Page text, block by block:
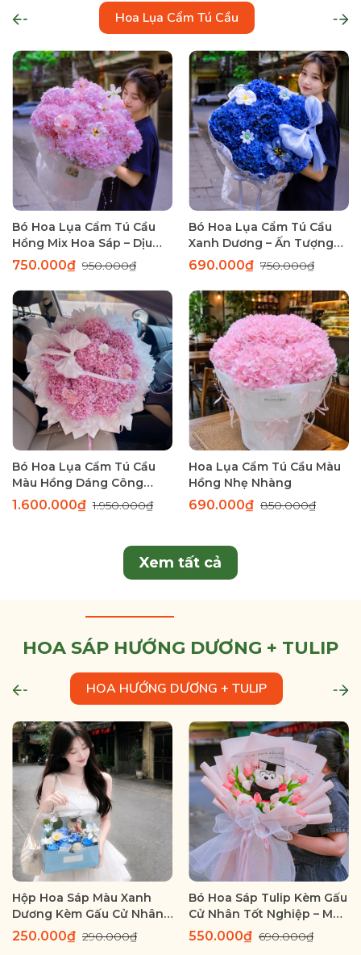
Hoa Lụa Cẩm Tú Cầu
Bó Hoa Lụa Cẩm Tú Cầu
Hồng Mix Hoa Sáp – Dịu
Dàng Chứa Đầy Yêu
750.000₫ 950.000₫
Bó Hoa Lụa Cẩm Tú Cầu
Xanh Dương – Ấn Tượng
Khó Quên
690.000₫ 750.000₫
Bó Hoa Lụa Cẩm Tú Cầu
Màu Hồng Dáng Công
Chúa – Dịu Dàng
1.600.000₫1.950.000₫
Hoa Lụa Cẩm Tú Cầu Màu
Hồng Nhẹ Nhàng
690.000₫ 850.000₫
Xem tất cả
HOA SÁP HƯỚNG DƯƠNG + TULIP
HOA HƯỚNG DƯƠNG + TULIP
Hộp Hoa Sáp Màu Xanh
Dương Kèm Gấu Cử Nhân
Tốt Nghiệp – Món Quà
Chúc Mừng Thành Công
250.000₫ 290.000₫
Bó Hoa Sáp Tulip Kèm Gấu
Cử Nhân Tốt Nghiệp – Món
Quà Ý Nghĩa Dành Tặng
Ngày Ra Trường
550.000₫ 690.000₫